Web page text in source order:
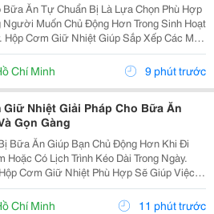
Bữa Ăn Tự Chuẩn Bị Là Lựa Chọn Phù Hợp
Muốn Chủ Động Hơn Trong Sinh Hoạt
Hộp Cơm Giữ Nhiệt Giúp Sắp Xếp Các Món
Thuận Tiện Mang Đến Trường, Văn
Khi Đi Xa. Lựa Chọn Hộp Theo
Chí Minh 9 phút trước
Giữ Nhiệt Giải Pháp Cho Bữa Ăn
Gọn Gàng
Bữa Ăn Giúp Bạn Chủ Động Hơn Khi Đi
Hoặc Có Lịch Trình Kéo Dài Trong Ngày.
Cơm Giữ Nhiệt Phù Hợp Sẽ Giúp Việc
Mang Theo Các Món Ăn Trở Nên Thuận
Thời Phù Hợp Với Nhiều Thói Quen Sinh
Chí Minh 11 phút trước